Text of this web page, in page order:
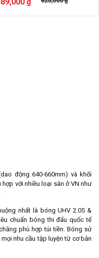
động 640-660mm) và khối
với nhiều loại sân ở VN như
nhất là bóng UHV 2.05 &
chuẩn bóng thi đấu quốc tế
phù hợp túi tiền. Bóng sử
nhu cầu tập luyện từ cơ bản